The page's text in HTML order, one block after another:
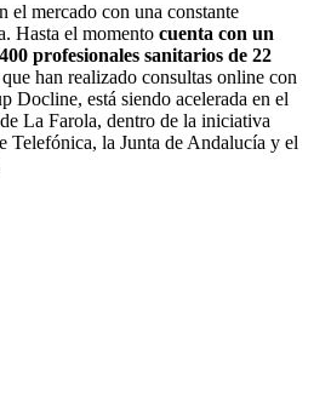
el mercado con una constante
Hasta el momento cuenta con un
profesionales sanitarios de 22
que han realizado consultas online con
Docline, está siendo acelerada en el
La Farola, dentro de la iniciativa
Telefónica, la Junta de Andalucía y el